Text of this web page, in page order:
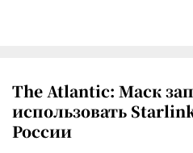
The Atlantic: Маск
использовать
России